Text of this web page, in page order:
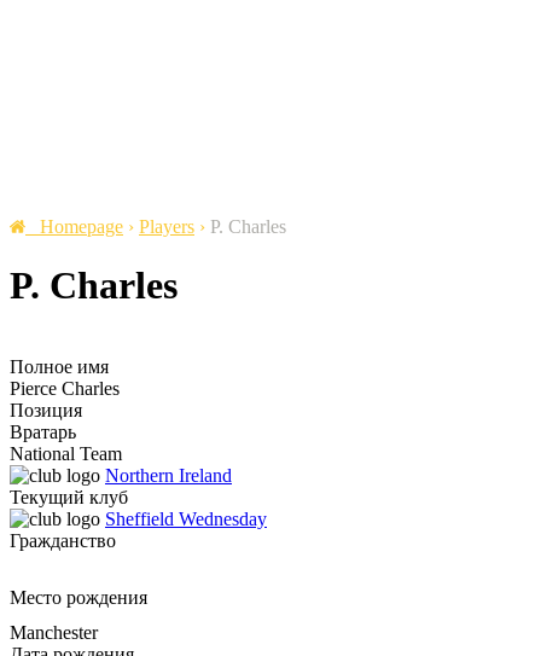
Homepage › Players › P. Charles
P. Charles
Полное имя
Pierce Charles
Позиция
Вратарь
National Team
Northern Ireland
Текущий клуб
Sheffield Wednesday
Гражданство
Место рождения
Manchester